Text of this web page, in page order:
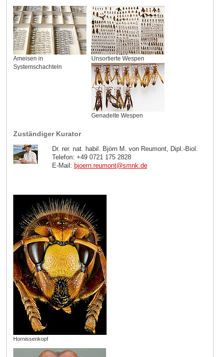
Ameisen in
Systemschachteln
Unsortierte Wespen
Genadelte Wespen
Zuständiger Kurator
Dr. rer. nat. habil. Björn M. von Reumont, Dipl.-Biol.
Telefon: +49 0721 175 2828
E-Mail: bjoern.reumont@smnk de
Hornissenkopf